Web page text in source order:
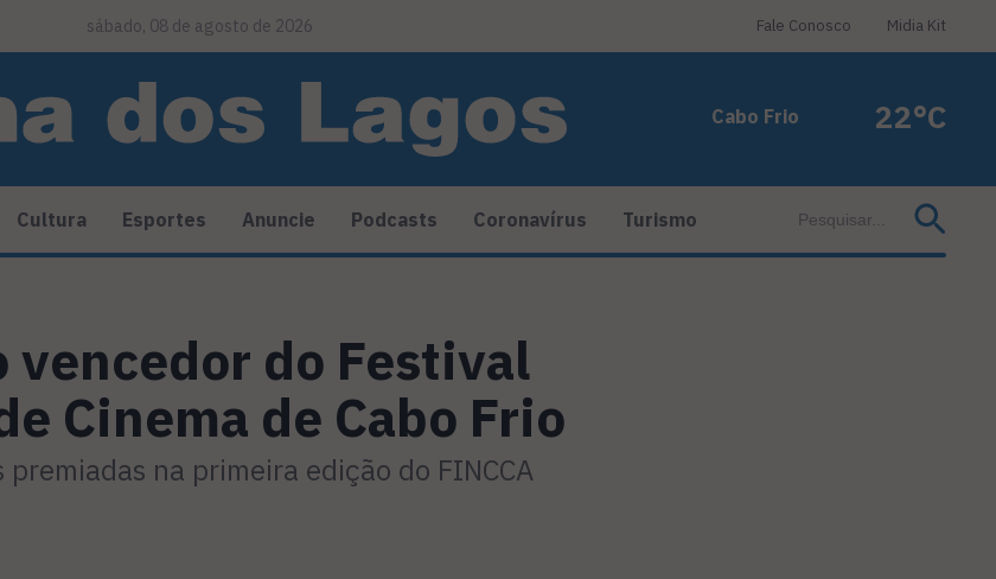
sábado, 08 de agosto de 2026 Fale Conosco Midia Kit
Cabo Frio 22°C
Cultura Esportes Anuncie Podcasts Coronavírus Turismo
vencedor do Festival
Cinema de Cabo Frio
na primeira edição do FINCCA